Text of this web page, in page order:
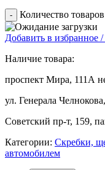
Количество товаров
Добавить в избранное
Наличие товара:
проспект Мира, 111А
ул. Генерала
Советский пр-т, 159,
Категории: Скребки,
автомобилем